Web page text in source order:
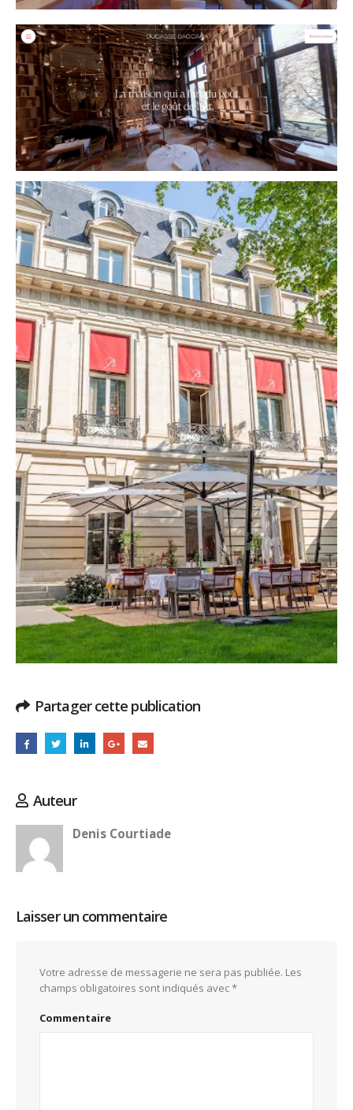
Partager cette publication
Auteur
Denis Courtiade
Laisser un commentaire
Votre adresse de messagerie ne sera pas publiée. Les
champs obligatoires sont indiqués avec*
Commentaire